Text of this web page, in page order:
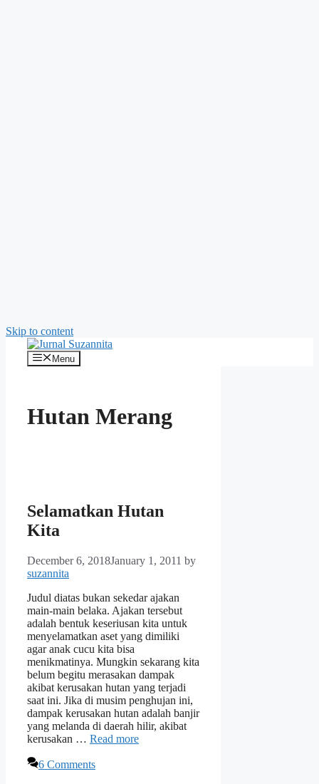
Skip to content
Menu
Hutan Merang
Selamatkan Hutan
Kita
December 6, 2018January 1, 2011 by
suzannita
Judul diatas bukan sekedar ajakan
main-main belaka. Ajakan tersebut
adalah bentuk keseriusan kita untuk
menyelamatkan aset yang dimiliki
agar anak cucu kita bisa
menikmatinya. Mungkin sekarang kita
belum begitu merasakan dampak
akibat kerusakan hutan yang terjadi
saat ini. Jika di musim penghujan ini,
dampak kerusakan hutan adalah banjir
yang melanda di daerah hilir, akibat
kerusakan … Read more
6 Comments